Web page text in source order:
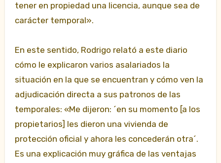
tener en propiedad una licencia, aunque sea de
carácter temporal».
En este sentido, Rodrigo relató a este diario
cómo le explicaron varios asalariados la
situación en la que se encuentran y cómo ven la
adjudicación directa a sus patronos de las
temporales: «Me dijeron: ´en su momento [a los
propietarios] les dieron una vivienda de
protección oficial y ahora les concederán otra´.
Es una explicación muy gráfica de las ventajas